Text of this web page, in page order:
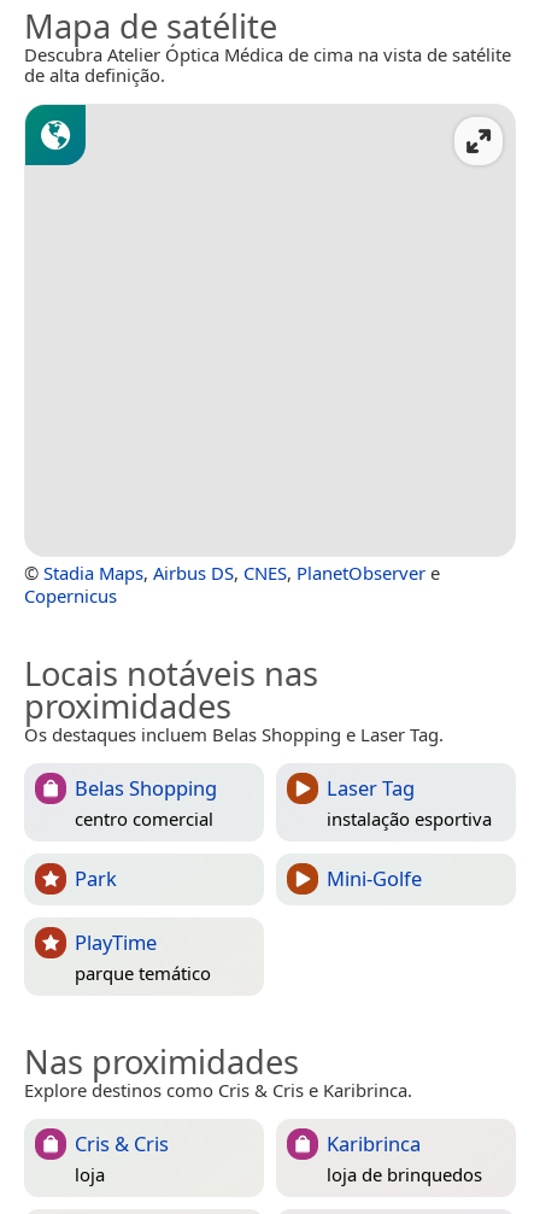
Mapa de satélite
Descubra Atelier Óptica Médica de cima na vista de satélite
de alta definição.
© Stadia Maps, Airbus DS, CNES, PlanetObserver e
Copernicus
Locais notáveis nas
proximidades
Os destaques incluem Belas Shopping e Laser Tag.
Belas Shopping
centro comercial
Laser Tag
instalação esportiva
Park Mini-Golfe
PlayTime
parque temático
Nas proximidades
Explore destinos como Cris & Cris e Karibrinca.
Cris & Cris
loja
Karibrinca
loja de brinquedos